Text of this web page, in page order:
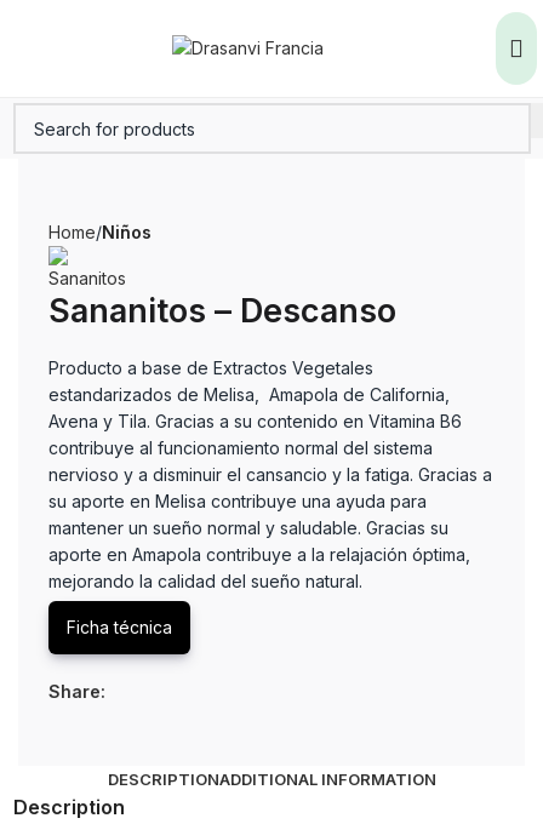
Home Niños
Sananitos – Descanso
Producto a base de Extractos Vegetales
estandarizados de Melisa, Amapola de California,
Avena y Tila. Gracias a su contenido en Vitamina B6
contribuye al funcionamiento normal del sistema
nervioso y a disminuir el cansancio y la fatiga. Gracias a
su aporte en Melisa contribuye una ayuda para
mantener un sueño normal y saludable. Gracias su
aporte en Amapola contribuye a la relajación óptima,
mejorando la calidad del sueño natural.
Ficha técnica
Share:
DESCRIPTIONADDITIONAL INFORMATION
Description